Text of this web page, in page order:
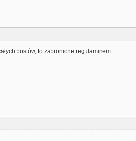
postów, to zabronione regulaminem